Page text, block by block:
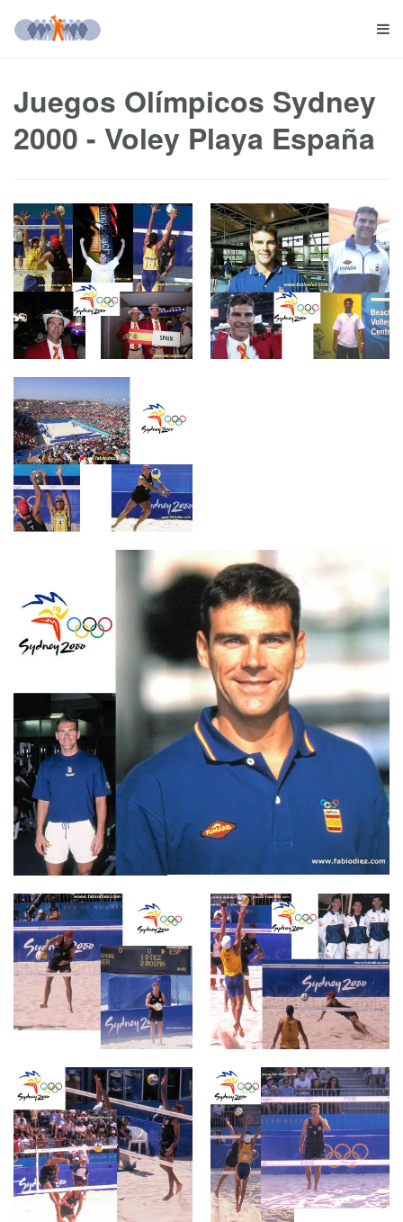
Juegos Olímpicos Sydney
2000 - Voley Playa España